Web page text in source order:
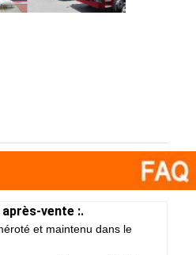
vente :.
et maintenu dans le